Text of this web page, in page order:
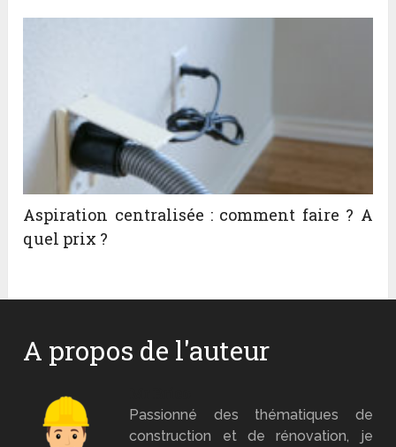
Aspiration centralisée : comment faire ? A
quel prix ?
A propos de l'auteur
Passionné des thématiques de
construction et de rénovation, je